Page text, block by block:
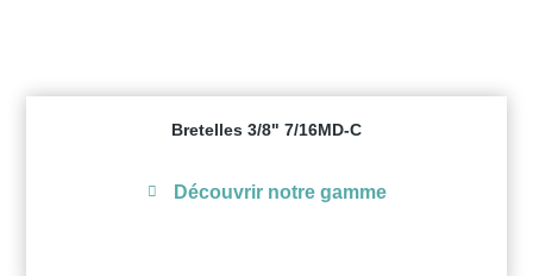
Bretelles 3/8" 7/16MD-C
Découvrir notre gamme